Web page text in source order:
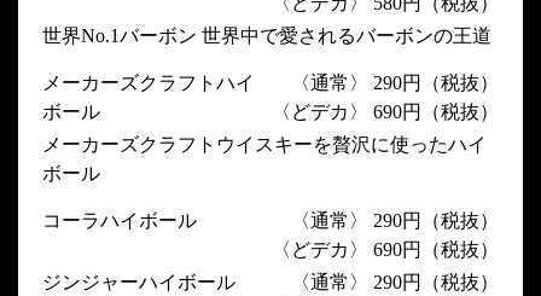
世界No.1バーボン 世界中で愛されるバーボンの王道
メーカーズクラフトハイ
ボール
〈通常〉 290円（税抜）
〈どデカ〉 690円（税抜）
メーカーズクラフトウイスキーを贅沢に使ったハイ
ボール
コーラハイボール
〈通常〉 290円（税抜）
〈どデカ〉 690円（税抜）
ジンジャーハイボール
〈通常〉 290円（税抜）